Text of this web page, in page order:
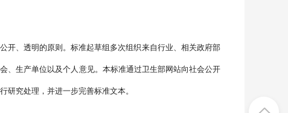
开、透明的原则。标准起草组多次组织来自行业、相关政府部
、生产单位以及个人意见。本标准通过卫生部网站向社会公开
研究处理，并进一步完善标准文本。